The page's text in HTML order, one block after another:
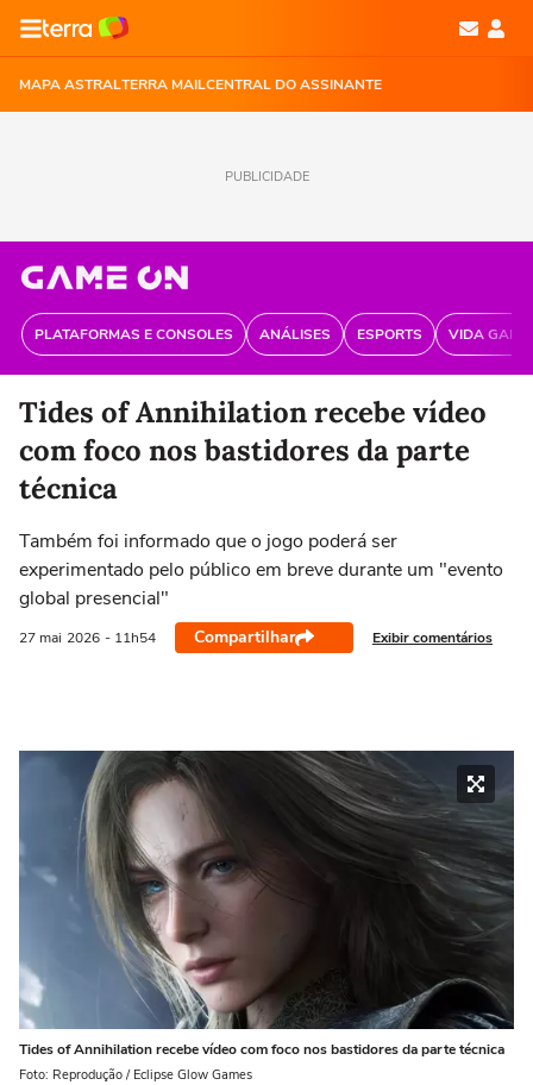
MAPA ASTRALTERRA MAILCENTRAL DO ASSINANTE
PUBLICIDADE
PLATAFORMAS E CONSOLES ANÁLISES ESPORTS VIDA
Tides of Annihilation recebe vídeo
com foco nos bastidores da parte
técnica
Também foi informado que o jogo poderá ser
experimentado pelo público em breve durante um "evento
global presencial"
27 mai 2026 - 11h54 Compartilhar Exibir comentários
Tides of Annihilation recebe vídeo com foco nos bastidores da parte técnica
Foto: Reprodução / Eclipse Glow Games